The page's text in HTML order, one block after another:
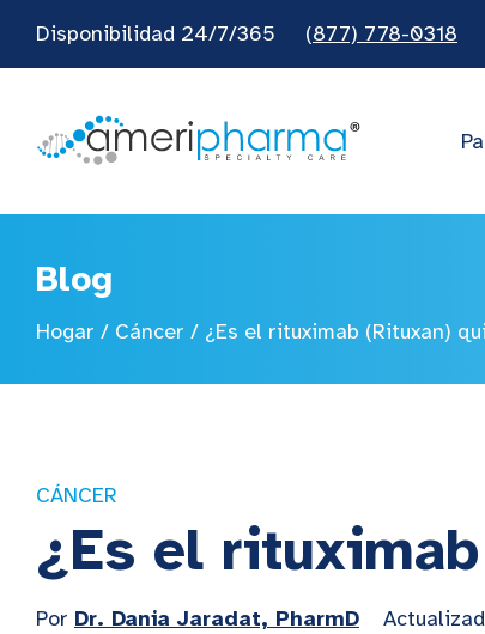
Disponibilidad 24/7/365 (877) 778-0318
Blog
Hogar / Cáncer / ¿Es el rituximab (Rituxan)
CÁNCER
¿Es el
Por Dr. Dania Jaradat, PharmD